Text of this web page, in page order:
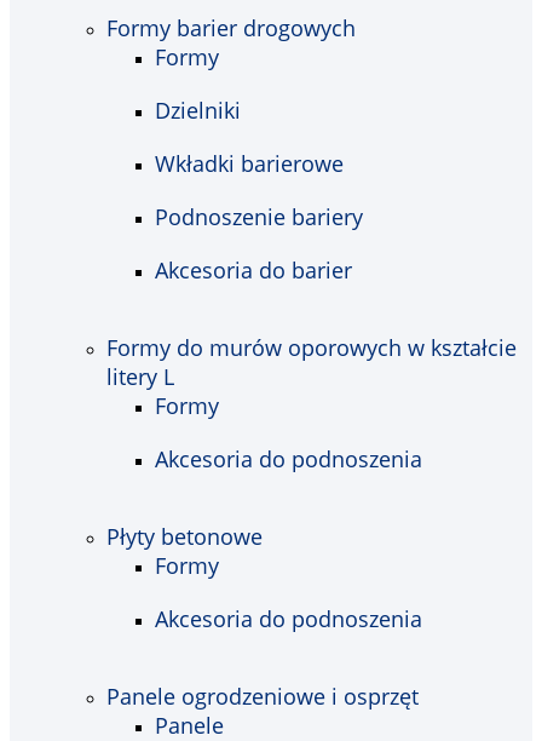
Formy barier drogowych
Formy
Dzielniki
Wkładki barierowe
Podnoszenie bariery
Akcesoria do barier
Formy do murów oporowych w kształcie
litery L
Formy
Akcesoria do podnoszenia
Płyty betonowe
Formy
Akcesoria do podnoszenia
Panele ogrodzeniowe i osprzęt
Panele